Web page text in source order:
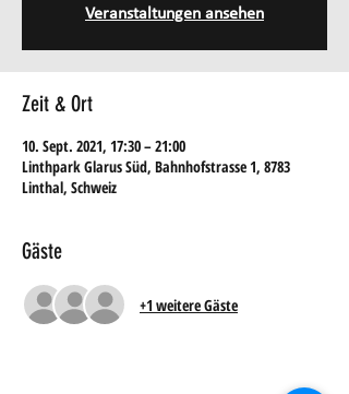
Veranstaltungen ansehen
Zeit & Ort
10. Sept. 2021, 17:30 – 21:00
Linthpark Glarus Süd, Bahnhofstrasse 1, 8783
Linthal, Schweiz
Gäste
+1 weitere Gäste